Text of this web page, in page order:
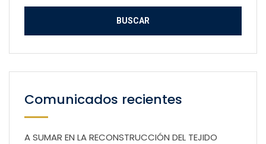
Comunicados recientes
A SUMAR EN LA RECONSTRUCCIÓN DEL TEJIDO